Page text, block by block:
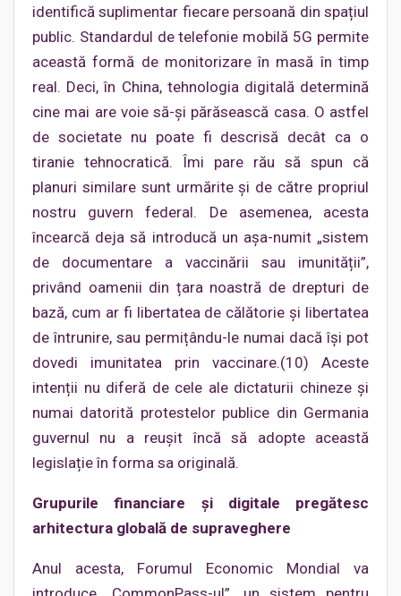
identifică suplimentar fiecare persoană din spațiul
public. Standardul de telefonie mobilă 5G permite
această formă de monitorizare în masă în timp
real. Deci, în China, tehnologia digitală determină
cine mai are voie să-și părăsească casa. O astfel
de societate nu poate fi descrisă decât ca o
tiranie tehnocratică. Îmi pare rău să spun că
planuri similare sunt urmărite și de către propriul
nostru guvern federal. De asemenea, acesta
încearcă deja să introducă un așa-numit „sistem
de documentare a vaccinării sau imunității”,
privând oamenii din țara noastră de drepturi de
bază, cum ar fi libertatea de călătorie și libertatea
de întrunire, sau permițându-le numai dacă își pot
dovedi imunitatea prin vaccinare.(10) Aceste
intenții nu diferă de cele ale dictaturii chineze și
numai datorită protestelor publice din Germania
guvernul nu a reușit încă să adopte această
legislație în forma sa originală.
Grupurile financiare și digitale pregătesc
arhitectura globală de supraveghere
Anul acesta, Forumul Economic Mondial va